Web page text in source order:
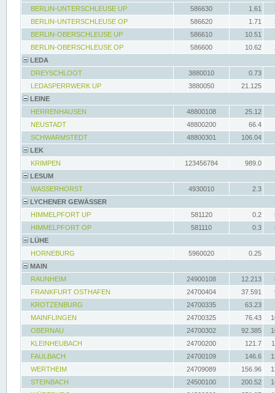
BERLIN-UNTERSCHLEUSE UP
586630 1.61
BERLIN-UNTERSCHLEUSE OP
586620 1.71
BERLIN-OBERSCHLEUSE UP
586610 10.51
BERLIN-OBERSCHLEUSE OP
586600 10.62
LEDA
DREYSCHLOOT
3880010
0.73
LEDASPERRWERK UP
3880050
21.125
LEINE
HERRENHAUSEN
48800108
25.12
NEUSTADT
48800200
66.4
SCHWARMSTEDT
48800301
106.04
LEK
KRIMPEN
123456784
989.0
LESUM
WASSERHORST
4930010
2.3
LYCHENER GEWÄSSER
HIMMELPFORT UP
581120 0.2
HIMMELPFORT OP
581110 0.3
LÜHE
HORNEBURG
5960020
0.25
MAIN
RAUNHEIM
24900108 12.213
FRANKFURT OSTHAFEN
24700404 37.591
KROTZENBURG
24700335
63.23
MAINFLINGEN
24700325 76.43
OBERNAU
24700302 92.385
KLEINHEUBACH
24700200 121.7
FAULBACH
24700109 146.6
WERTHEIM
24709089 156.96
STEINBACH
24500100 200.52